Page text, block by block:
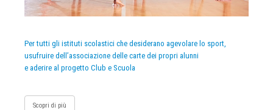
Per tutti gli istituti scolastici che desiderano agevolare lo sport,
usufruire dell’associazione delle carte dei propri alunni
e aderire al progetto Club e Scuola
Scopri di più